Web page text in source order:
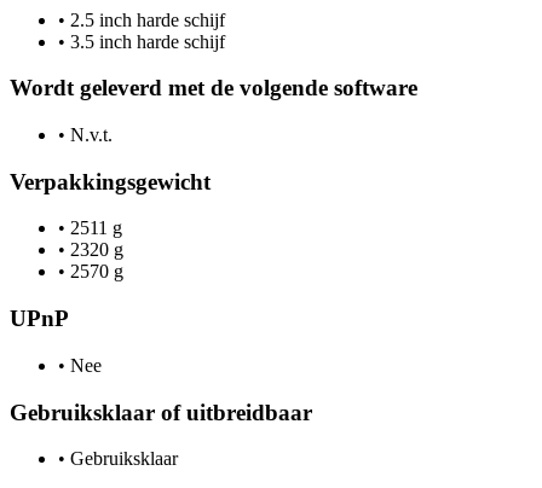
• 2.5 inch harde schijf
• 3.5 inch harde schijf
Wordt geleverd met de volgende software
• N.v.t.
Verpakkingsgewicht
• 2511 g
• 2320 g
• 2570 g
UPnP
• Nee
Gebruiksklaar of uitbreidbaar
• Gebruiksklaar